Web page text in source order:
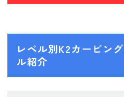
レベル別K2カービン
ル紹介